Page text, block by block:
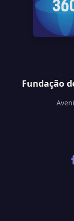
Fundação